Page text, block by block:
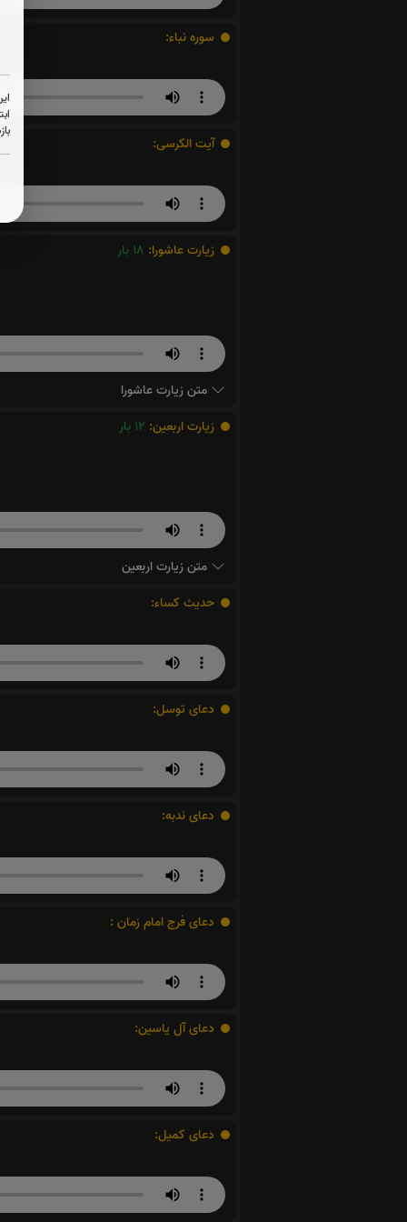
سوره نباء:
آیت الکرسی:
زیارت عاشورا: 18 بار
متن زیارت عاشورا
زیارت اربعین: 12 بار
متن زیارت اربعین
حدیث کساء:
دعای توسل:
دعای ندبه:
دعای فرج امام زمان :
دعای آل یاسین:
دعای کمیل: